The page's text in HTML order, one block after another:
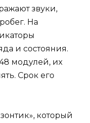
звуки,
На
и состояния.
модулей, их
Срок его
который